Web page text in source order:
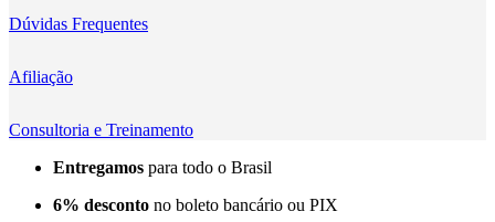
Lensmingle
LiRen
Litepanels
LoveFoto
LowePro
Dúvidas Frequentes
Afiliação
Consultoria e Treinamento
Entregamos para todo o Brasil
6% desconto no boleto bancário ou PIX